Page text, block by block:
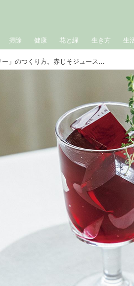
掃除 健康 花と緑 生き方 生
夏のさわやか「赤じそゼリー」のつくり方。赤じそジュースで簡単！色鮮やかな“冷やし固めるだけ”のひんやりデザート／料理家・真藤舞衣子さん